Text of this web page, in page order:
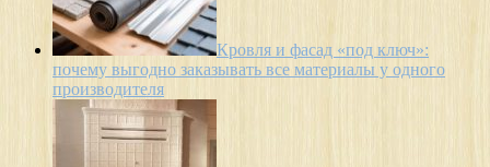
Кровля и фасад «под ключ»:
почему выгодно заказывать все материалы у одного
производителя